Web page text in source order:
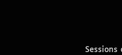
Sessions